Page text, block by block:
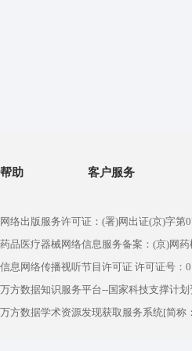
帮助 客户服务
网络出版服务许可证：(署)网出证(京)字第
药品医疗器械网络信息服务备案：(京)网
信息网络传播视听节目许可证 许可证号：
万方数据知识服务平台--国家科技支撑计划
万方数据学术资源发现获取服务系统[简称